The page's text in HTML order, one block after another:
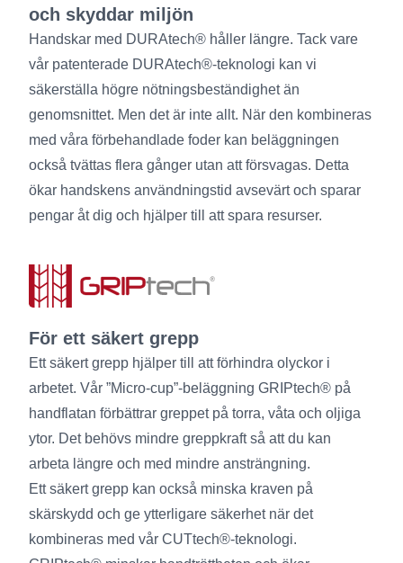
och skyddar miljön
Handskar med DURAtech® håller längre. Tack vare
vår patenterade DURAtech®-teknologi kan vi
säkerställa högre nötningsbeständighet än
genomsnittet. Men det är inte allt. När den kombineras
med våra förbehandlade foder kan beläggningen
också tvättas flera gånger utan att försvagas. Detta
ökar handskens användningstid avsevärt och sparar
pengar åt dig och hjälper till att spara resurser.
För ett säkert grepp
Ett säkert grepp hjälper till att förhindra olyckor i
arbetet. Vår ”Micro-cup”-beläggning GRIPtech® på
handflatan förbättrar greppet på torra, våta och oljiga
ytor. Det behövs mindre greppkraft så att du kan
arbeta längre och med mindre ansträngning.
Ett säkert grepp kan också minska kraven på
skärskydd och ge ytterligare säkerhet när det
kombineras med vår CUTtech®-teknologi.